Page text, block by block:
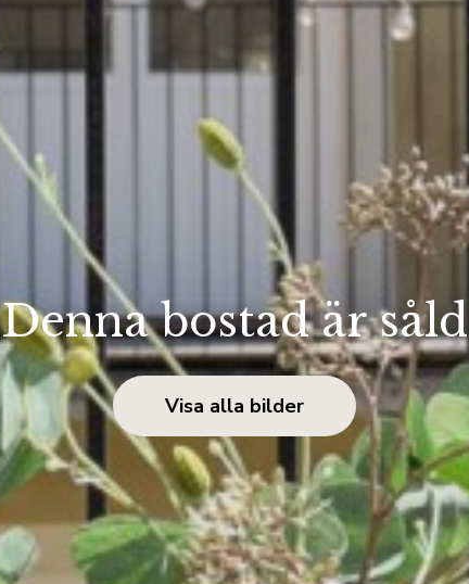
Denna bostad är såld
Visa alla bilder